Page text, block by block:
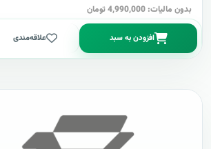
بدون مالیات: 4,990,000 تومان
افزودن به سبد علاقه‌مندی